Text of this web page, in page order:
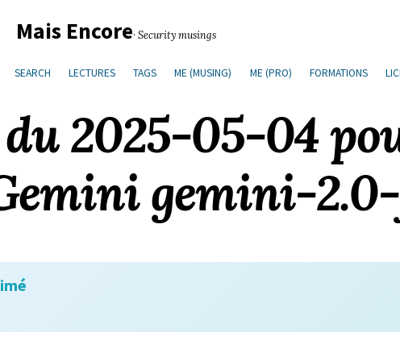
Mais Encore· Security musings
SEARCH LECTURES TAGS ME (MUSING) ME (PRO) FORMATIONS
2025-05-04
gemini-